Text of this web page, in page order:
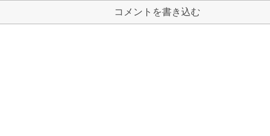
コメントを書き込む